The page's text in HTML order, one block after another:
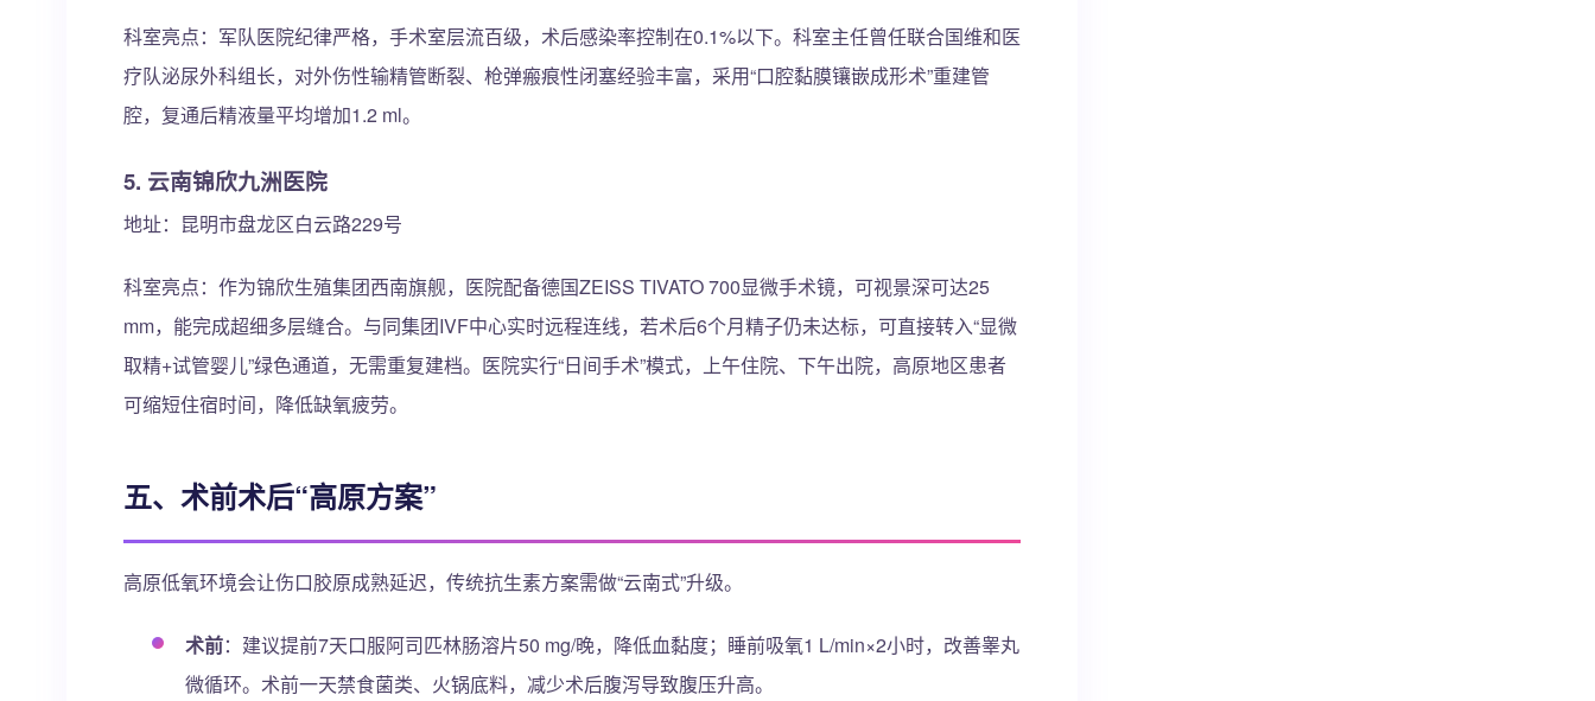
科室亮点：军队医院纪律严格，手术室层流百级，术后感染率控制在0.1%以下。科室主任曾任联合国维和医
疗队泌尿外科组长，对外伤性输精管断裂、枪弹瘢痕性闭塞经验丰富，采用“口腔黏膜镶嵌成形术”重建管
腔，复通后精液量平均增加1.2 ml。
5. 云南锦欣九洲医院
地址：昆明市盘龙区白云路229号
科室亮点：作为锦欣生殖集团西南旗舰，医院配备德国ZEISS TIVATO 700显微手术镜，可视景深可达25
mm，能完成超细多层缝合。与同集团IVF中心实时远程连线，若术后6个月精子仍未达标，可直接转入“显微
取精+试管婴儿”绿色通道，无需重复建档。医院实行“日间手术”模式，上午住院、下午出院，高原地区患者
可缩短住宿时间，降低缺氧疲劳。
五、术前术后“高原方案”
高原低氧环境会让伤口胶原成熟延迟，传统抗生素方案需做“云南式”升级。
术前：建议提前7天口服阿司匹林肠溶片50 mg/晚，降低血黏度；睡前吸氧1 L/min×2小时，改善睾丸
微循环。术前一天禁食菌类、火锅底料，减少术后腹泻导致腹压升高。